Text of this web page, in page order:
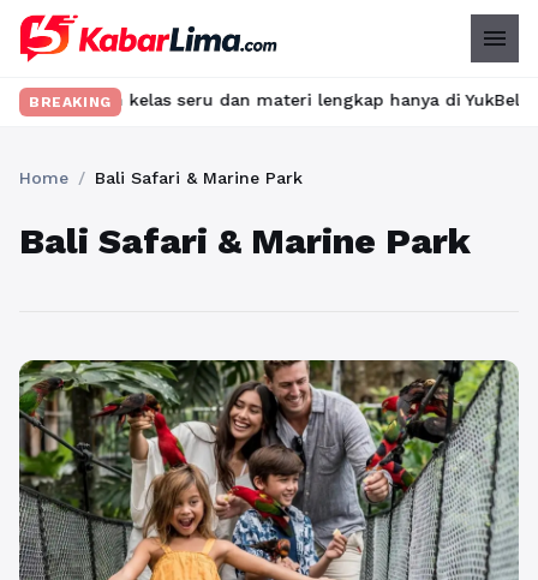
menu
BREAKING
kelas seru dan materi lengkap hanya di
Home / Bali Safari & Marine Park
Bali Safari & Marine Park